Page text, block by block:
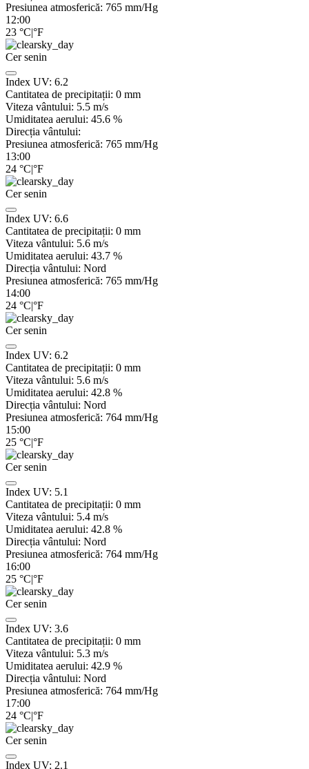
Presiunea atmosferică: 765 mm/Hg
12:00
23 °C|°F
Cer senin
Index UV: 6.2
Cantitatea de precipitații: 0 mm
Viteza vântului: 5.5 m/s
Umiditatea aerului: 45.6 %
Direcția vântului:
Presiunea atmosferică: 765 mm/Hg
13:00
24 °C|°F
Cer senin
Index UV: 6.6
Cantitatea de precipitații: 0 mm
Viteza vântului: 5.6 m/s
Umiditatea aerului: 43.7 %
Direcția vântului: Nord
Presiunea atmosferică: 765 mm/Hg
14:00
24 °C|°F
Cer senin
Index UV: 6.2
Cantitatea de precipitații: 0 mm
Viteza vântului: 5.6 m/s
Umiditatea aerului: 42.8 %
Direcția vântului: Nord
Presiunea atmosferică: 764 mm/Hg
15:00
25 °C|°F
Cer senin
Index UV: 5.1
Cantitatea de precipitații: 0 mm
Viteza vântului: 5.4 m/s
Umiditatea aerului: 42.8 %
Direcția vântului: Nord
Presiunea atmosferică: 764 mm/Hg
16:00
25 °C|°F
Cer senin
Index UV: 3.6
Cantitatea de precipitații: 0 mm
Viteza vântului: 5.3 m/s
Umiditatea aerului: 42.9 %
Direcția vântului: Nord
Presiunea atmosferică: 764 mm/Hg
17:00
24 °C|°F
Cer senin
Index UV: 2.1